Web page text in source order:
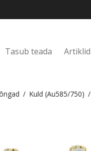
Tasub teada Artiklid
/ Kuld (Au585/750) /